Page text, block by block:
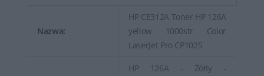
Nazwa:
HP CE312A Toner HP 126A
yellow 1000str Color
LaserJet Pro CP1025
HP 126A - Żółty -